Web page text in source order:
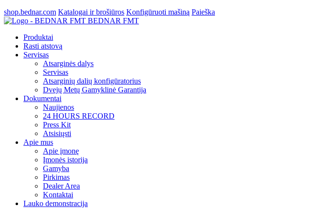
shop.bednar.com Katalogai ir brošiūros Konfigūruoti mašiną Paieška
BEDNAR FMT
Produktai
Rasti atstovą
Servisas
Atsarginės dalys
Servisas
Atsarginių dalių konfigūratorius
Dvejų Metų Gamyklinė Garantija
Dokumentai
Naujienos
24 HOURS RECORD
Press Kit
Atsisiųsti
Apie mus
Apie įmonę
Įmonės istorija
Gamyba
Pirkimas
Dealer Area
Kontaktai
Lauko demonstracija